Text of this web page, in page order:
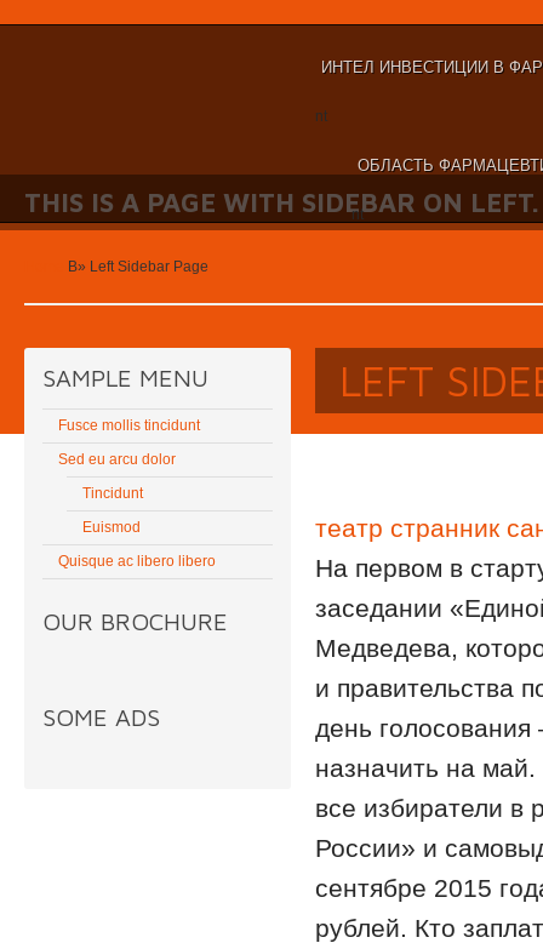
ИНТЕЛ ИНВЕСТИЦИИ В
nt
ОБЛАСТЬ
nt
THIS IS A PAGE WITH SIDEBAR ON LEFT.
В» Left Sidebar Page
SAMPLE MENU
Fusce mollis tincidunt
Sed eu arcu dolor
Tincidunt
Euismod
Quisque ac libero libero
OUR BROCHURE
SOME ADS
LEFT
театр странник
На первом в
заседании
Медведева,
и правительства
день
назначить на
все избиратели в
России» и
сентябре 2015
рублей. Кто